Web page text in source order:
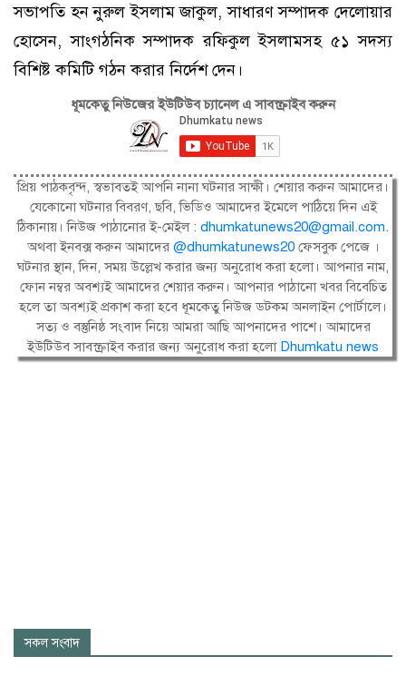
সভাপতি হন নুরুল ইসলাম জাকুল, সাধারণ সম্পাদক দেলোয়ার
হোসেন, সাংগঠনিক সম্পাদক রফিকুল ইসলামসহ ৫১ সদস্য
বিশিষ্ট কমিটি গঠন করার নির্দেশ দেন।
ধূমকেতু নিউজের ইউটিউব চ্যানেল এ সাবস্ক্রাইব করুন
প্রিয় পাঠকবৃন্দ, স্বভাবতই আপনি নানা ঘটনার সাক্ষী। শেয়ার করুন আমাদের।
যেকোনো ঘটনার বিবরণ, ছবি, ভিডিও আমাদের ইমেলে পাঠিয়ে দিন এই
ঠিকানায়। নিউজ পাঠানোর ই-মেইল : dhumkatunews20@gmail.com.
অথবা ইনবক্স করুন আমাদের@dhumkatunews20 ফেসবুক পেজে ।
ঘটনার স্থান, দিন, সময় উল্লেখ করার জন্য অনুরোধ করা হলো। আপনার নাম,
ফোন নম্বর অবশ্যই আমাদের শেয়ার করুন। আপনার পাঠানো খবর বিবেচিত
হলে তা অবশ্যই প্রকাশ করা হবে ধূমকেতু নিউজ ডটকম অনলাইন পোর্টালে।
সত্য ও বস্তুনিষ্ঠ সংবাদ নিয়ে আমরা আছি আপনাদের পাশে। আমাদের
ইউটিউব সাবস্ক্রাইব করার জন্য অনুরোধ করা হলো Dhumkatu news
সকল সংবাদ